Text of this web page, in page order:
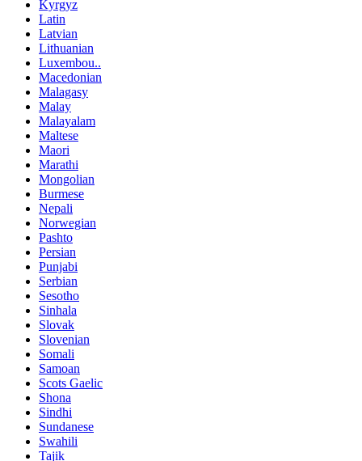
Kyrgyz
Latin
Latvian
Lithuanian
Luxembou..
Macedonian
Malagasy
Malay
Malayalam
Maltese
Maori
Marathi
Mongolian
Burmese
Nepali
Norwegian
Pashto
Persian
Punjabi
Serbian
Sesotho
Sinhala
Slovak
Slovenian
Somali
Samoan
Scots Gaelic
Shona
Sindhi
Sundanese
Swahili
Tajik